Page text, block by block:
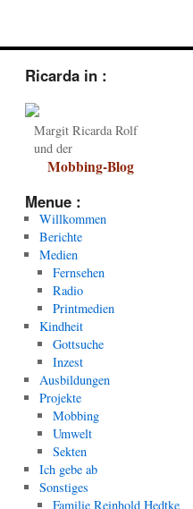
Ricarda in :
Margit Ricarda Rolf
und der
Mobbing-Blog
Menue :
Willkommen
Berichte
Medien
Fernsehen
Radio
Printmedien
Kindheit
Gottsuche
Inzest
Ausbildungen
Projekte
Mobbing
Umwelt
Sekten
Ich gebe ab
Sonstiges
Familie Reinhold Hedtke